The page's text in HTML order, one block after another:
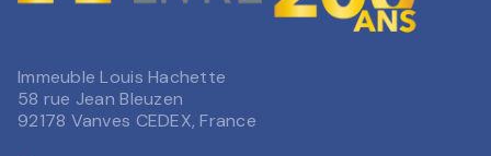
Immeuble Louis Hachette
58 rue Jean Bleuzen
92178 Vanves CEDEX, France